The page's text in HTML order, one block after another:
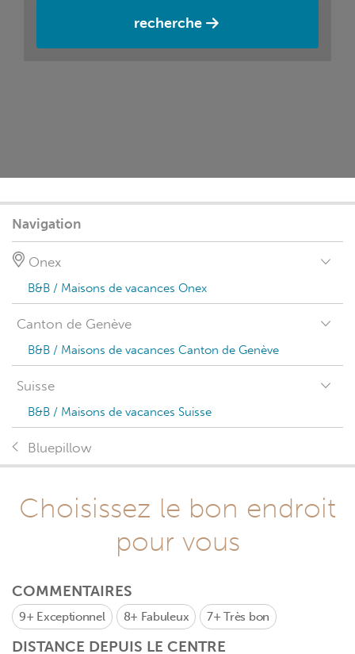
recherche
Navigation
Onex
B&B / Maisons de vacances Onex
Canton de Genève
B&B / Maisons de vacances Canton de Genève
Suisse
B&B / Maisons de vacances Suisse
Bluepillow
Choisissez le bon endroit
pour vous
COMMENTAIRES
9+ Exceptionnel 8+ Fabuleux 7+Très bon
DISTANCE DEPUIS LE CENTRE